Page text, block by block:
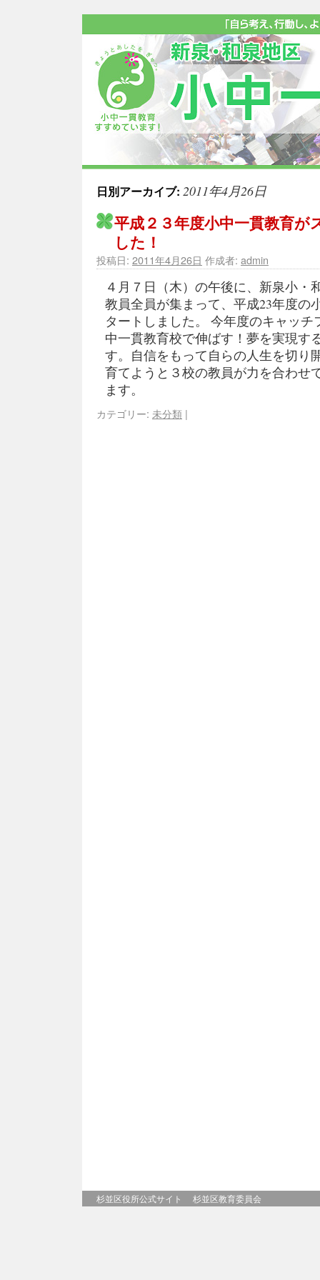
日別アーカイブ: 2011年4月26日
平成２３年度小中一貫教育が
した！
投稿日: 2011年4月26日 作成者: admin
４月７日（木）の午後に、新泉小・
教員全員が集まって、平成23年度の
タートしました。 今年度のキャッチ
中一貫教育校で伸ばす！夢を実現す
す。自信をもって自らの人生を切り
育てようと３校の教員が力を合わせ
ます。
カテゴリー: 未分類 |
杉並区役所公式サイト 杉並区教育委員会